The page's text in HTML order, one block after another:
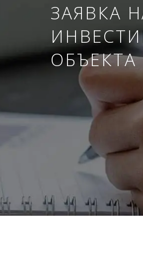
ЗАЯВКА
ОБЪЕКТА